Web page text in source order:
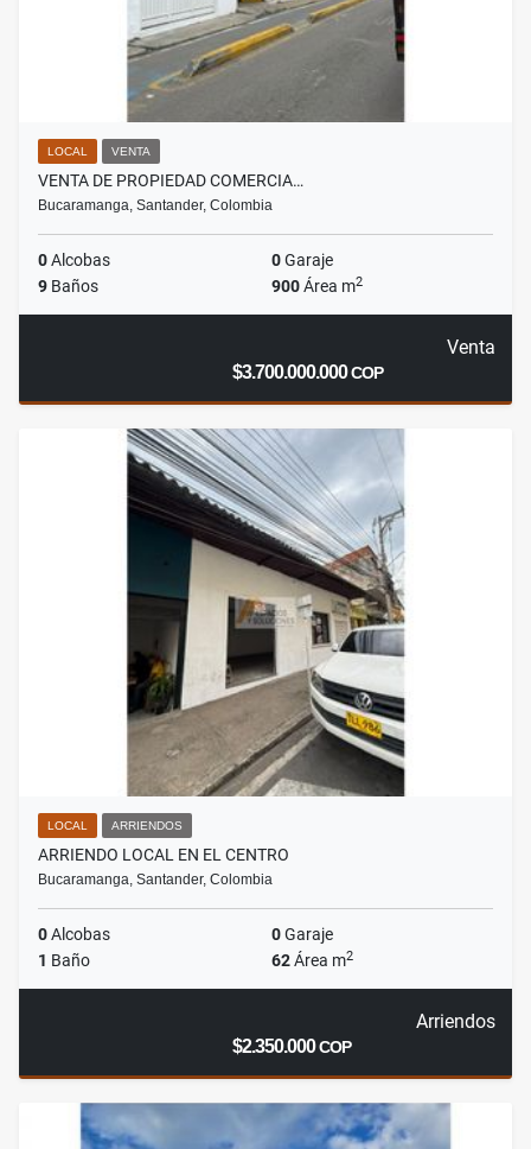
LOCAL VENTA
VENTA DE PROPIEDAD COMERCIA…
Bucaramanga, Santander, Colombia
0Alcobas 0Garaje
9 Baños 900Área m2
Venta
$3.700.000.000COP
LOCAL ARRIENDOS
ARRIENDO LOCAL EN EL CENTRO
Bucaramanga, Santander, Colombia
0Alcobas 0Garaje
1 Baño 62Área m2
Arriendos
$2.350.000COP